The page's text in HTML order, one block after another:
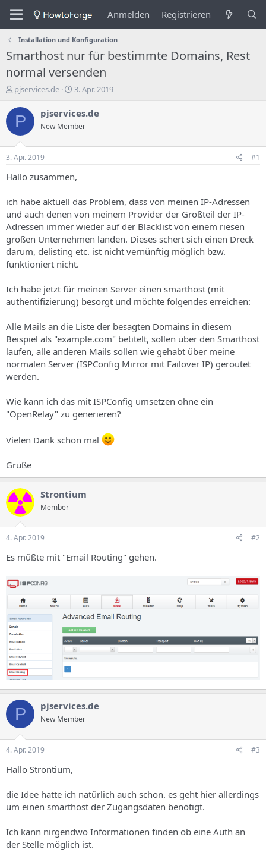
Anmelden Registrieren
Installation und Konfiguration
Smarthost nur für bestimmte Domains, Rest
normal versenden
E
s
e
l
e
r
s
T
h
e
m
s
pjservices.de
E
s
t
e
n
g
d
a
t
u
m
3. Apr. 2019
P pjservices.de
New Member
3. Apr. 2019 #1
Hallo zusammen,
ich habe aktuell das Problem, dass von meinen IP-Adressen
und auch denen von meinem Provider der Großteil der IP-
Adressen immer wieder auf der Blacklist von einem riesen
großen Unternehmen landen. Dieses schert sich einen Dreck
darum, delisting etc. ist nicht vernünftig möglich bzw.
funktioniert nicht.
Ich habe jetzt für meinen Server einen smarthost (mit
authentifizierung) besorgt und möchte folgendes erreichen:
Alle Mails an die Liste der besagten Domains in diesem
Beispiel als "example.com" betitelt, sollen über den Smarthost
laufen, alle anderen Mails sollen wie gehabt über meine
normalen Server (ISPConfig Mirror mit Failover IP) geroutet
werden.
Wie kann ich das mit ISPConfig umsetzen ohne ein
"OpenRelay" zu generieren?
Vielen Dank schon mal
Grüße
Strontium
Member
4. Apr. 2019 #2
Es müßte mit "Email Routing" gehen.
P pjservices.de
New Member
4. Apr. 2019 #3
Hallo Strontium,
die Idee hatte ich natürlich auch schon. es geht hier allerdings
um einen smarthost der Zugangsdaten benötigt.
Ich kann nirgendwo Informationen finden ob eine Auth an
der Stelle möglich ist.